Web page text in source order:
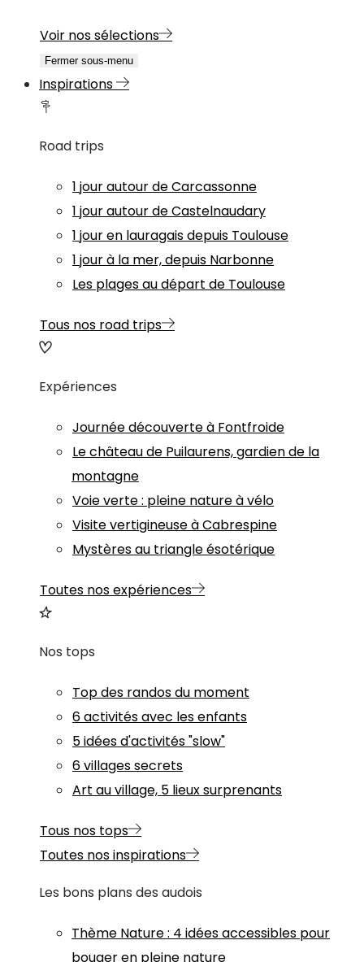
Voir nos sélections
Fermer sous-menu
Inspirations
Road trips
1 jour autour de Carcassonne
1 jour autour de Castelnaudary
1 jour en lauragais depuis Toulouse
1 jour à la mer, depuis Narbonne
Les plages au départ de Toulouse
Tous nos road trips
Expériences
Journée découverte à Fontfroide
Le château de Puilaurens, gardien de la
montagne
Voie verte : pleine nature à vélo
Visite vertigineuse à Cabrespine
Mystères au triangle ésotérique
Toutes nos expériences
Nos tops
Top des randos du moment
6 activités avec les enfants
5 idées d'activités "slow"
6 villages secrets
Art au village, 5 lieux surprenants
Tous nos tops
Toutes nos inspirations
Les bons plans des audois
Thème Nature: 4 idées accessibles pour
bouger en pleine nature